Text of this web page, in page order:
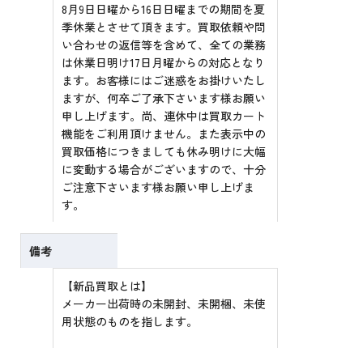
8月9日日曜から16日日曜までの期間を夏
季休業とさせて頂きます。買取依頼や問
い合わせの返信等を含めて、全ての業務
は休業日明け17日月曜からの対応となり
ます。お客様にはご迷惑をお掛けいたし
ますが、何卒ご了承下さいます様お願い
申し上げます。尚、連休中は買取カート
機能をご利用頂けません。また表示中の
買取価格につきましても休み明けに大幅
に変動する場合がございますので、十分
ご注意下さいます様お願い申し上げま
す。
備考
【新品買取とは】
メーカー出荷時の未開封、未開梱、未使
用状態のものを指します。